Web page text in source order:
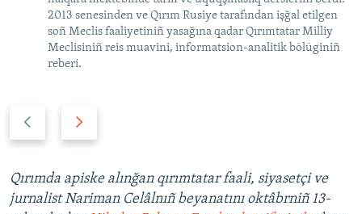
2013 senesinden ve Qırım Rusiye tarafından işğal etilgen
soñ Meclis faaliyetiniñ yasağına qadar Qırımtatar Milliy
Meclisiniñ reis muavini, informatsion-analitik bölüginiñ
reberi.
v
i
s
Qırımda apiske alınğan qırımtatar faali, siyasetçi ve
jurnalist Nariman Celâlnıñ beyanatını oktâbrniñ 13-